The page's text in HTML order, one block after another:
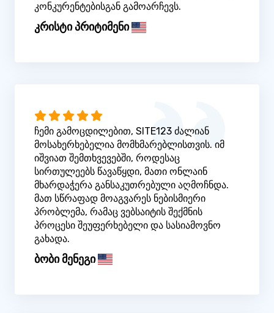
კონკურენტებისგან გამოარჩევს.
კრისტი პრიტიმენი
ჩემი გამოცდილებით, SITE123 ძალიან
მოსახერხებელია მომხმარებლისთვის. იმ
იშვიათ შემთხვევებში, როდესაც
სირთულეებს წავაწყდი, მათი ონლაინ
მხარდაჭერა განსაკუთრებული აღმოჩნდა.
მათ სწრაფად მოაგვარეს ნებისმიერი
პრობლემა, რამაც ვებსაიტის შექმნის
პროცესი შეუფერხებელი და სასიამოვნო
გახადა.
ბობი მენეგი